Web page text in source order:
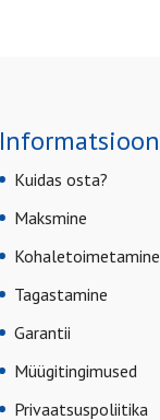
Informatsioon
Kuidas osta?
Maksmine
Kohaletoimetamine
Tagastamine
Garantii
Müügitingimused
Privaatsuspoliitika